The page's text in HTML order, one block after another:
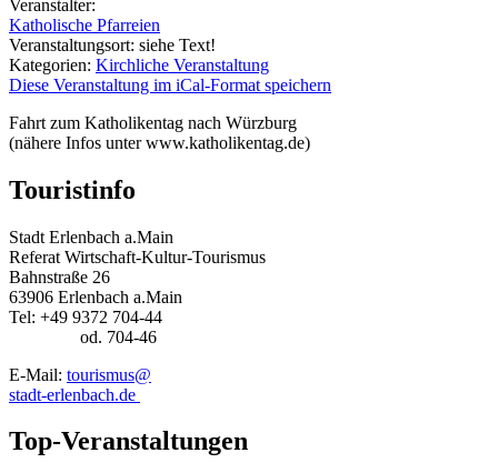
Veranstalter:
Katholische Pfarreien
Veranstaltungsort: siehe Text!
Kategorien: Kirchliche Veranstaltung
Diese Veranstaltung im iCal-Format speichern
Fahrt zum Katholikentag nach Würzburg
(nähere Infos unter www.katholikentag.de)
Touristinfo
Stadt Erlenbach a.Main
Referat Wirtschaft-Kultur-Tourismus
Bahnstraße 26
63906 Erlenbach a.Main
Tel: +49 9372 704-44
od. 704-46
E-Mail: tourismus@
stadt-erlenbach.de
Top-Veranstaltungen